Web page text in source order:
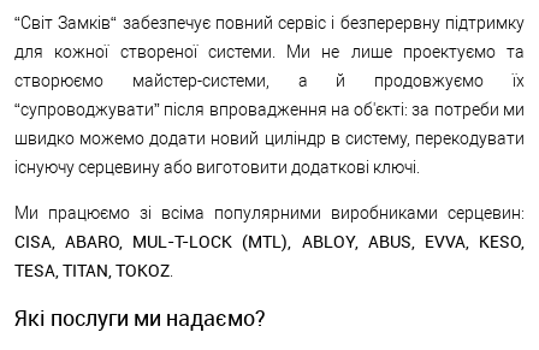
“Світ Замків“ забезпечує повний сервіс і безперервну підтримку
для кожної створеної системи. Ми не лише проектуємо та
створюємо майстер-системи, а й продовжуємо їх
“супроводжувати” після впровадження на об'єкті: за потреби ми
швидко можемо додати новий циліндр в систему, перекодувати
існуючу серцевину або виготовити додаткові ключі.
Ми працюємо зі всіма популярними виробниками серцевин:
CISA, ABARO, MUL-T-LOCK (MTL), ABLOY, ABUS, EVVA, KESO,
TESA, TITAN, TOKOZ
Які послуги ми надаємо?